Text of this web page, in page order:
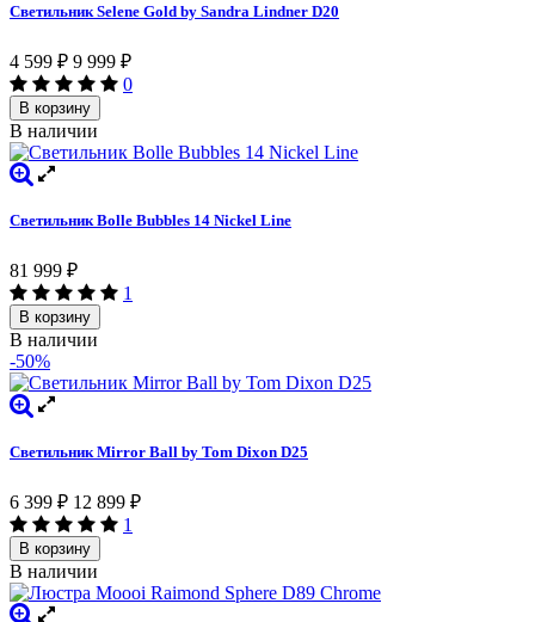
Светильник Selene Gold by Sandra Lindner D20
4 599 ₽ 9 999 ₽
0
В корзину
В наличии
Светильник Bolle Bubbles 14 Nickel Line
81 999 ₽
1
В корзину
В наличии
-50%
Светильник Mirror Ball by Tom Dixon D25
6 399 ₽ 12 899 ₽
1
В корзину
В наличии